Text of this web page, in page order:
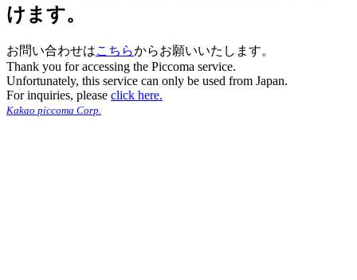
けます。
お問い合わせはこちらからお願いいたします。
Thank you for accessing the Piccoma service.
Unfortunately, this service can only be used from Japan.
For inquiries, please click here.
Kakao piccoma Corp.